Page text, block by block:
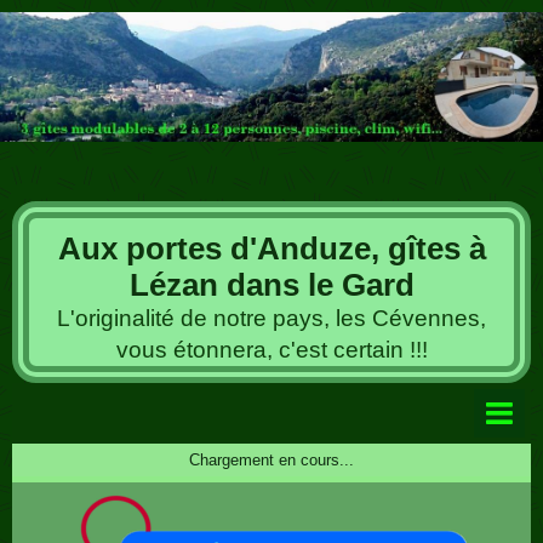
Aux portes d'Anduze, gîtes à
Lézan dans le Gard
L'originalité de notre pays, les Cévennes,
vous étonnera, c'est certain !!!
Album photos
Chargement en cours...